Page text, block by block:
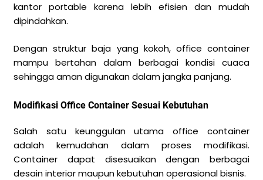
kantor portable karena lebih efisien dan mudah
dipindahkan.
Dengan struktur baja yang kokoh, office container
mampu bertahan dalam berbagai kondisi cuaca
sehingga aman digunakan dalam jangka panjang.
Modifikasi Office Container Sesuai Kebutuhan
Salah satu keunggulan utama office container
adalah kemudahan dalam proses modifikasi.
Container dapat disesuaikan dengan berbagai
desain interior maupun kebutuhan operasional bisnis.